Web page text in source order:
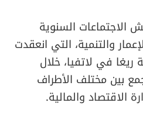
الاجتماعات السنوية
والتنمية، التي انعقدت
بمدينة ريغا في لاتفيا، خلال
بين مختلف الأطراف
الاقتصاد والمالية.